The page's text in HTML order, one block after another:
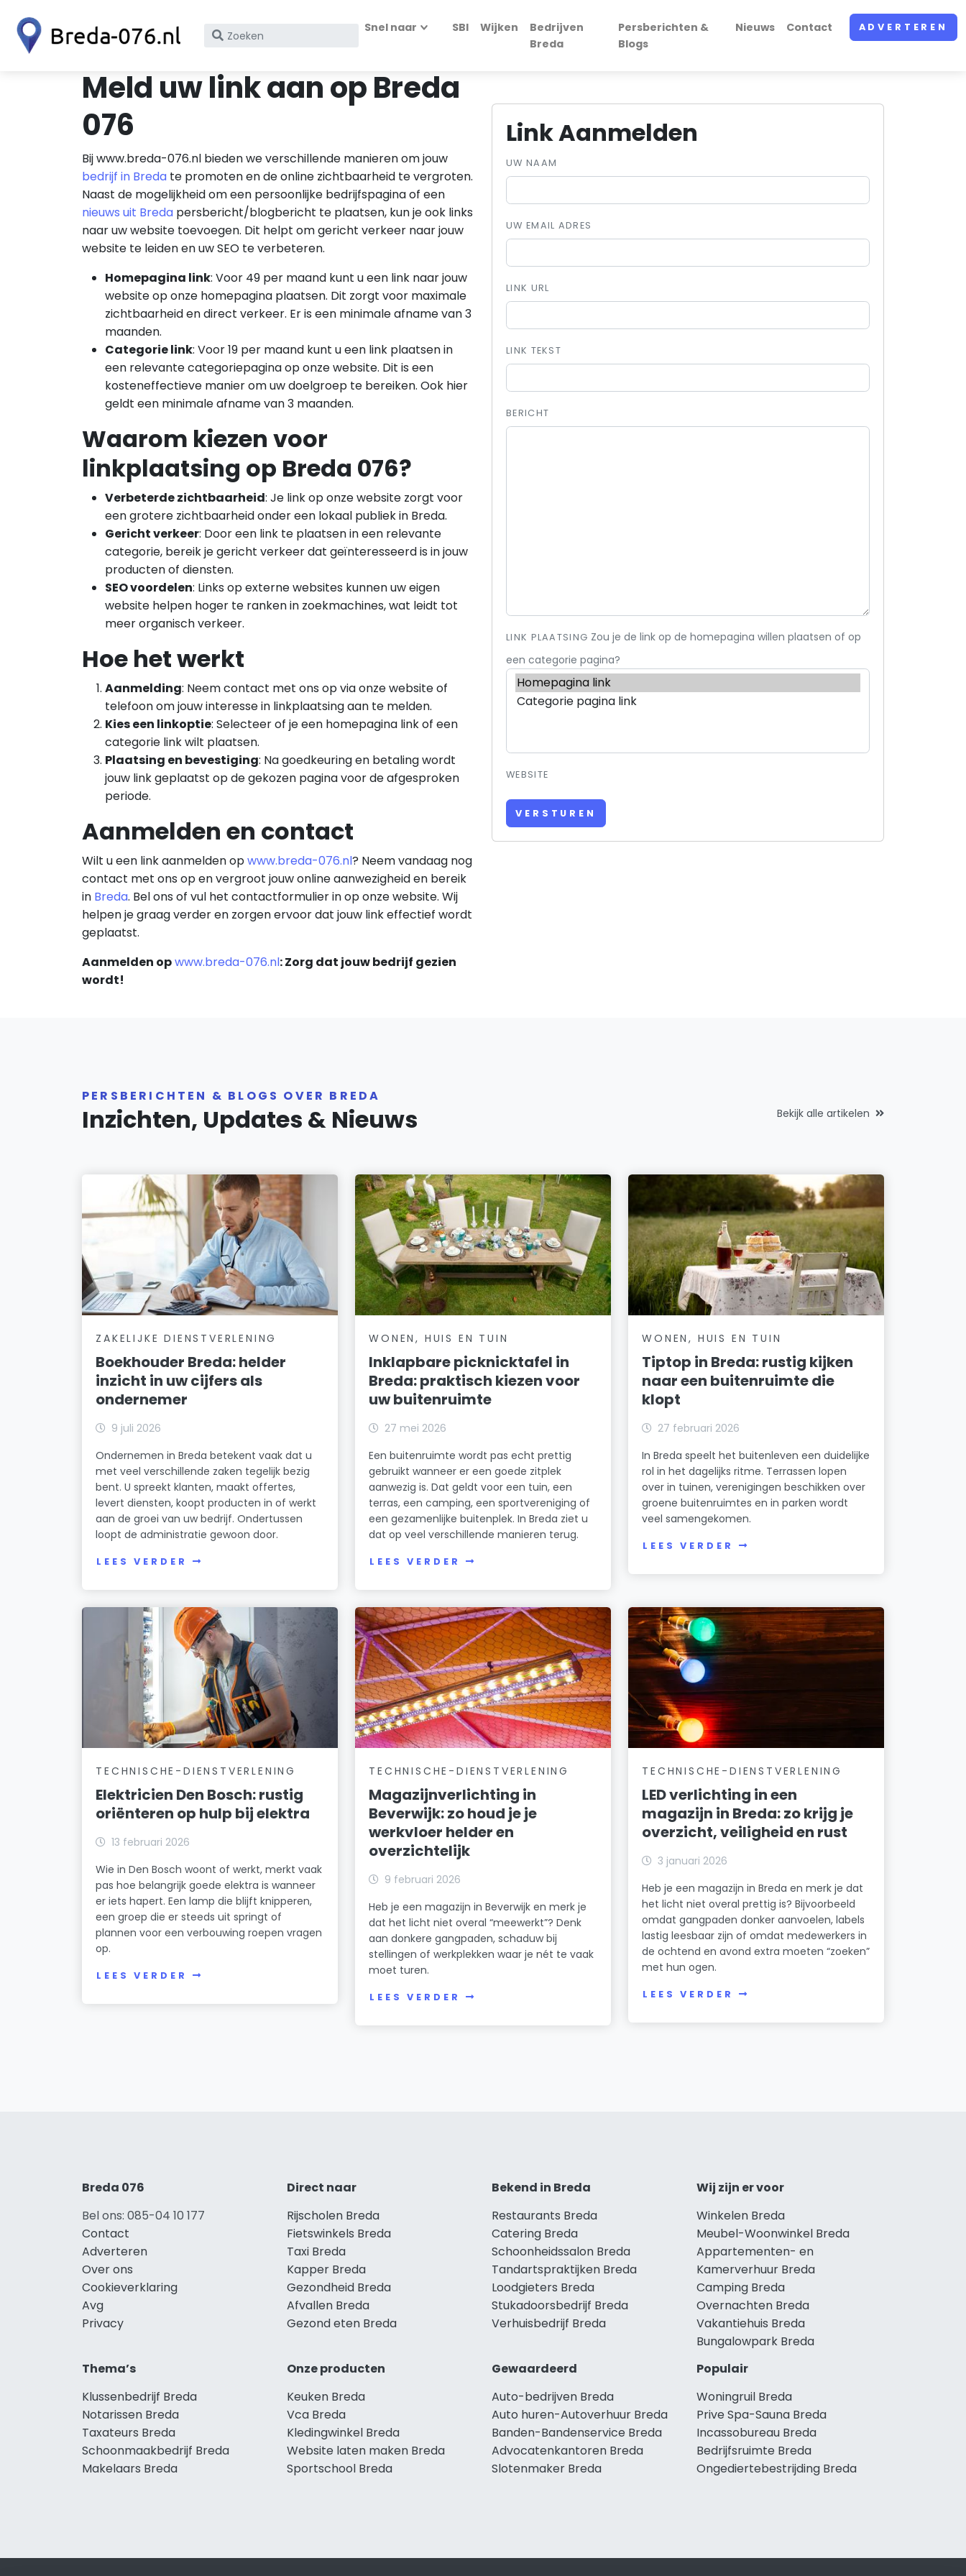
Zoek
bedrijfsnaam
of
Snel naar SBI Wijken
Bedrijven
Breda
Persberichten &
Blogs
Nieuws Contact ADVERTEREN
Meld uw link aan op Breda
076
Bij www.breda-076.nl bieden we verschillende manieren om jouw
bedrijf in Breda te promoten en de online zichtbaarheid te vergroten.
Naast de mogelijkheid om een persoonlijke bedrijfspagina of een
nieuws uit Breda persbericht/blogbericht te plaatsen, kun je ook links
naar uw website toevoegen. Dit helpt om gericht verkeer naar jouw
website te leiden en uw SEO te verbeteren.
Homepagina link: Voor 49 per maand kunt u een link naar jouw
website op onze homepagina plaatsen. Dit zorgt voor maximale
zichtbaarheid en direct verkeer. Er is een minimale afname van 3
maanden.
Categorie link: Voor 19 per maand kunt u een link plaatsen in
een relevante categoriepagina op onze website. Dit is een
kosteneffectieve manier om uw doelgroep te bereiken. Ook hier
geldt een minimale afname van 3 maanden.
Waarom kiezen voor
linkplaatsing op Breda 076?
Verbeterde zichtbaarheid: Je link op onze website zorgt voor
een grotere zichtbaarheid onder een lokaal publiek in Breda.
Gericht verkeer: Door een link te plaatsen in een relevante
categorie, bereik je gericht verkeer dat geïnteresseerd is in jouw
producten of diensten.
SEO voordelen: Links op externe websites kunnen uw eigen
website helpen hoger te ranken in zoekmachines, wat leidt tot
meer organisch verkeer.
Hoe het werkt
Aanmelding: Neem contact met ons op via onze website of
telefoon om jouw interesse in linkplaatsing aan te melden.
Kies een linkoptie: Selecteer of je een homepagina link of een
categorie link wilt plaatsen.
Plaatsing en bevestiging: Na goedkeuring en betaling wordt
jouw link geplaatst op de gekozen pagina voor de afgesproken
periode.
Aanmelden en contact
Wilt u een link aanmelden opwww.breda-076.nl? Neem vandaag nog
contact met ons op en vergroot jouw online aanwezigheid en bereik
in Breda. Bel ons of vul het contactformulier in op onze website. Wij
helpen je graag verder en zorgen ervoor dat jouw link effectief wordt
geplaatst.
Aanmelden opwww.breda-076.nl: Zorg dat jouw bedrijf gezien
wordt!
Link Aanmelden
UW NAAM
UW EMAIL ADRES
LINK URL
LINK TEKST
BERICHT
LINK PLAATSING Zou je de link op de homepagina willen plaatsen of op
een categorie pagina?
WEBSITE
VERSTUREN
PERSBERICHTEN & BLOGS OVER BREDA
Inzichten, Updates & Nieuws Bekijk alle artikelen
ZAKELIJKE DIENSTVERLENING
Boekhouder Breda: helder
inzicht in uw cijfers als
ondernemer
9 juli 2026
Ondernemen in Breda betekent vaak dat u
met veel verschillende zaken tegelijk bezig
bent. U spreekt klanten, maakt offertes,
levert diensten, koopt producten in of werkt
aan de groei van uw bedrijf. Ondertussen
loopt de administratie gewoon door.
LEES VERDER
WONEN, HUIS EN TUIN
Inklapbare picknicktafel in
Breda: praktisch kiezen voor
uw buitenruimte
27 mei 2026
Een buitenruimte wordt pas echt prettig
gebruikt wanneer er een goede zitplek
aanwezig is. Dat geldt voor een tuin, een
terras, een camping, een sportvereniging of
een gezamenlijke buitenplek. In Breda ziet u
dat op veel verschillende manieren terug.
LEES VERDER
WONEN, HUIS EN TUIN
Tiptop in Breda: rustig kijken
naar een buitenruimte die
klopt
27 februari 2026
In Breda speelt het buitenleven een duidelijke
rol in het dagelijks ritme. Terrassen lopen
over in tuinen, verenigingen beschikken over
groene buitenruimtes en in parken wordt
veel samengekomen.
LEES VERDER
TECHNISCHE-DIENSTVERLENING
Elektricien Den Bosch: rustig
oriënteren op hulp bij elektra
13 februari 2026
Wie in Den Bosch woont of werkt, merkt vaak
pas hoe belangrijk goede elektra is wanneer
er iets hapert. Een lamp die blijft knipperen,
een groep die er steeds uit springt of
plannen voor een verbouwing roepen vragen
op.
LEES VERDER
TECHNISCHE-DIENSTVERLENING
Magazijnverlichting in
Beverwijk: zo houd je je
werkvloer helder en
overzichtelijk
9 februari 2026
Heb je een magazijn in Beverwijk en merk je
dat het licht niet overal “meewerkt”? Denk
aan donkere gangpaden, schaduw bij
stellingen of werkplekken waar je nét te vaak
moet turen.
LEES VERDER
TECHNISCHE-DIENSTVERLENING
LED verlichting in een
magazijn in Breda: zo krijg je
overzicht, veiligheid en rust
3 januari 2026
Heb je een magazijn in Breda en merk je dat
het licht niet overal prettig is? Bijvoorbeeld
omdat gangpaden donker aanvoelen, labels
lastig leesbaar zijn of omdat medewerkers in
de ochtend en avond extra moeten “zoeken”
met hun ogen.
LEES VERDER
Breda 076
Bel ons: 085-04 10 177
Contact
Adverteren
Over ons
Cookieverklaring
Avg
Privacy
Direct naar
Rijscholen Breda
Fietswinkels Breda
Taxi Breda
Kapper Breda
Gezondheid Breda
Afvallen Breda
Gezond eten Breda
Bekend in Breda
Restaurants Breda
Catering Breda
Schoonheidssalon Breda
Tandartspraktijken Breda
Loodgieters Breda
Stukadoorsbedrijf Breda
Verhuisbedrijf Breda
Wij zijn er voor
Winkelen Breda
Meubel-Woonwinkel Breda
Appartementen- en
Kamerverhuur Breda
Camping Breda
Overnachten Breda
Vakantiehuis Breda
Bungalowpark Breda
Thema’s
Klussenbedrijf Breda
Notarissen Breda
Taxateurs Breda
Schoonmaakbedrijf Breda
Makelaars Breda
Onze producten
Keuken Breda
Vca Breda
Kledingwinkel Breda
Website laten maken Breda
Sportschool Breda
Gewaardeerd
Auto-bedrijven Breda
Auto huren-Autoverhuur Breda
Banden-Bandenservice Breda
Advocatenkantoren Breda
Slotenmaker Breda
Populair
Woningruil Breda
Prive Spa-Sauna Breda
Incassobureau Breda
Bedrijfsruimte Breda
Ongediertebestrijding Breda